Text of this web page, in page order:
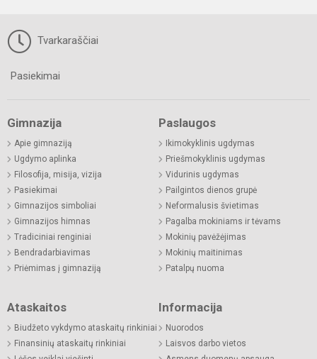
Tvarkaraščiai
Pasiekimai
Gimnazija
Apie gimnaziją
Ugdymo aplinka
Filosofija, misija, vizija
Pasiekimai
Gimnazijos simboliai
Gimnazijos himnas
Tradiciniai renginiai
Bendradarbiavimas
Priėmimas į gimnaziją
Paslaugos
Ikimokyklinis ugdymas
Priešmokyklinis ugdymas
Vidurinis ugdymas
Pailgintos dienos grupė
Neformalusis švietimas
Pagalba mokiniams ir tėvams
Mokinių pavėžėjimas
Mokinių maitinimas
Patalpų nuoma
Ataskaitos
Biudžeto vykdymo ataskaitų rinkiniai
Finansinių ataskaitų rinkiniai
Informacija
Nuorodos
Laisvos darbo vietos